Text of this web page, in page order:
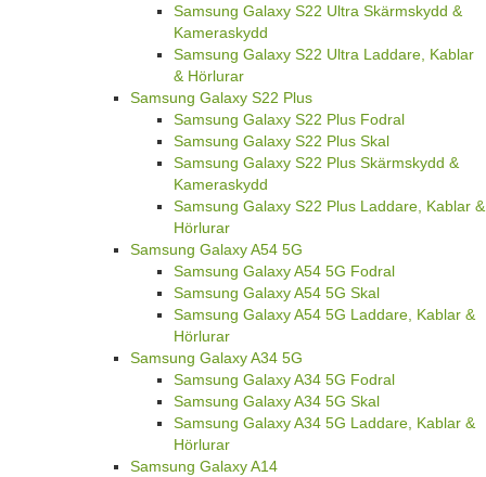
Samsung Galaxy S22 Ultra Skärmskydd &
Kameraskydd
Samsung Galaxy S22 Ultra Laddare, Kablar
& Hörlurar
Samsung Galaxy S22 Plus
Samsung Galaxy S22 Plus Fodral
Samsung Galaxy S22 Plus Skal
Samsung Galaxy S22 Plus Skärmskydd &
Kameraskydd
Samsung Galaxy S22 Plus Laddare, Kablar &
Hörlurar
Samsung Galaxy A54 5G
Samsung Galaxy A54 5G Fodral
Samsung Galaxy A54 5G Skal
Samsung Galaxy A54 5G Laddare, Kablar &
Hörlurar
Samsung Galaxy A34 5G
Samsung Galaxy A34 5G Fodral
Samsung Galaxy A34 5G Skal
Samsung Galaxy A34 5G Laddare, Kablar &
Hörlurar
Samsung Galaxy A14